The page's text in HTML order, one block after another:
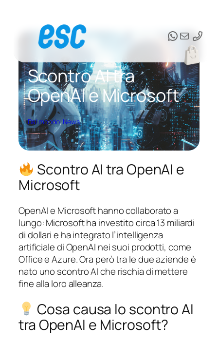
contenuto
Email
Scontro AI tra
OpenAI e Microsoft
Dal mondo, News
Scontro AI tra OpenAI e
Microsoft
OpenAI e Microsoft hanno collaborato a
lungo: Microsoft ha investito circa 13 miliardi
di dollari e ha integrato l’intelligenza
artificiale di OpenAI nei suoi prodotti, come
Office e Azure. Ora però tra le due aziende è
nato uno scontro AI che rischia di mettere
fine alla loro alleanza.
Cosa causa lo scontro AI
tra OpenAI e Microsoft?